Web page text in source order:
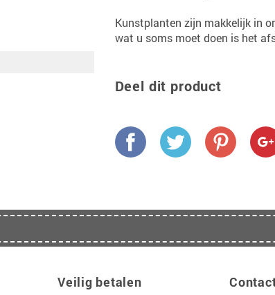
Kunstplanten zijn makkelijk in
wat u soms moet doen is het
Deel dit product
Veilig betalen